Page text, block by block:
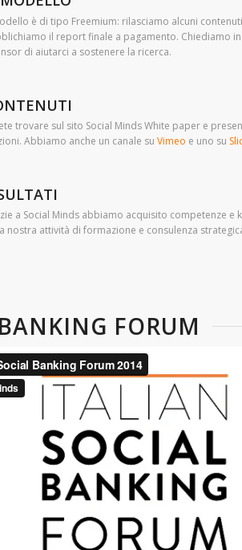
è di tipo Freemium: rilasciamo alcuni
il report finale a pagamento. Chiediamo
di aiutarci a sostenere la ricerca.
trovare sul sito Social Minds White paper e
Abbiamo anche un canale suVimeo e uno su
a Social Minds abbiamo acquisito competenze e
nostra attività di formazione e consulenza
FORUM